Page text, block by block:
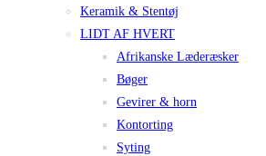
Keramik & Stentøj
LIDT AF HVERT
Afrikanske Læderæsker
Bøger
Gevirer & horn
Kontorting
Syting